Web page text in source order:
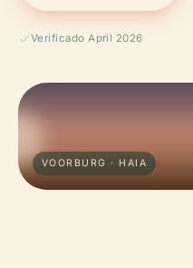
Verificado April 2026
VOORBURG · HAIA